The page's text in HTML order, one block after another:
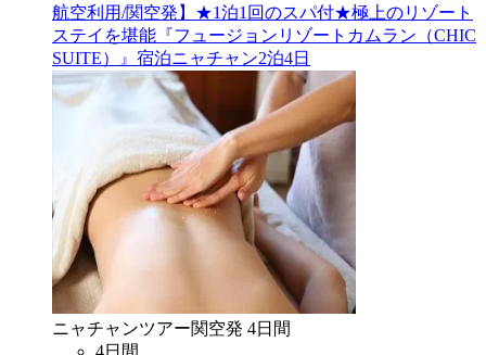
航空利用/関空発】★1泊1回のスパ付★極上のリゾート
ステイを堪能『フュージョンリゾートカムラン（CHIC
SUITE）』宿泊ニャチャン2泊4日
ニャチャンツアー関空発 4日間
4日間